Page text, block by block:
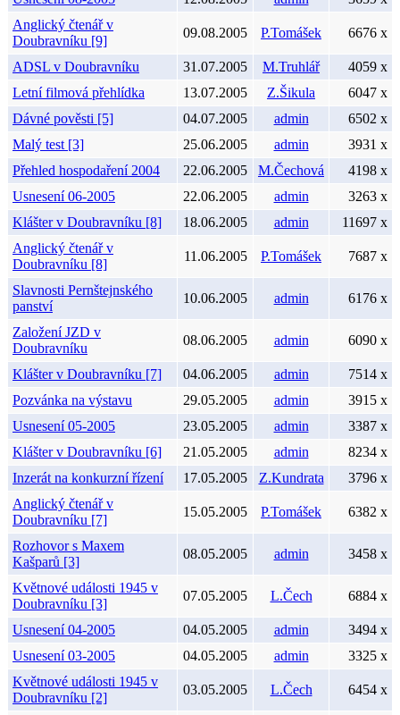
Anglický čtenář v
Doubravníku [9]
09.08.2005 P.Tomášek 6676 x
ADSL v Doubravníku 31.07.2005 M.Truhlář
4059 x
Letní filmová přehlídka
13.07.2005 Z.Šikula
6047 x
Dávné pověsti [5]
04.07.2005 admin
6502 x
Malý test [3]
25.06.2005 admin
3931 x
Přehled hospodaření 2004
22.06.2005 M.Čechová
4198 x
Usnesení 06-2005
22.06.2005 admin
3263 x
Klášter v Doubravníku [8]
18.06.2005 admin
11697 x
Anglický čtenář v
Doubravníku [8]
11.06.2005 P.Tomášek 7687 x
Slavnosti Pernštejnského
panství
10.06.2005 admin 6176 x
Založení JZD v
Doubravníku
08.06.2005 admin 6090 x
Klášter v Doubravníku [7] 04.06.2005 admin
7514 x
Pozvánka na výstavu
29.05.2005 admin
3915 x
Usnesení 05-2005
23.05.2005 admin
3387 x
Klášter v Doubravníku [6]
21.05.2005 admin
8234 x
Inzerát na konkurzní řízení
17.05.2005 Z.Kundrata
3796 x
Anglický čtenář v
Doubravníku [7]
15.05.2005 P.Tomášek 6382 x
Rozhovor s Maxem
Kašparů [3]
08.05.2005 admin 3458 x
Květnové události 1945 v
Doubravníku [3]
07.05.2005 L.Čech 6884 x
Usnesení 04-2005 04.05.2005 admin
3494 x
Usnesení 03-2005
04.05.2005 admin
3325 x
Květnové události 1945 v
Doubravníku [2]
03.05.2005 L.Čech 6454 x